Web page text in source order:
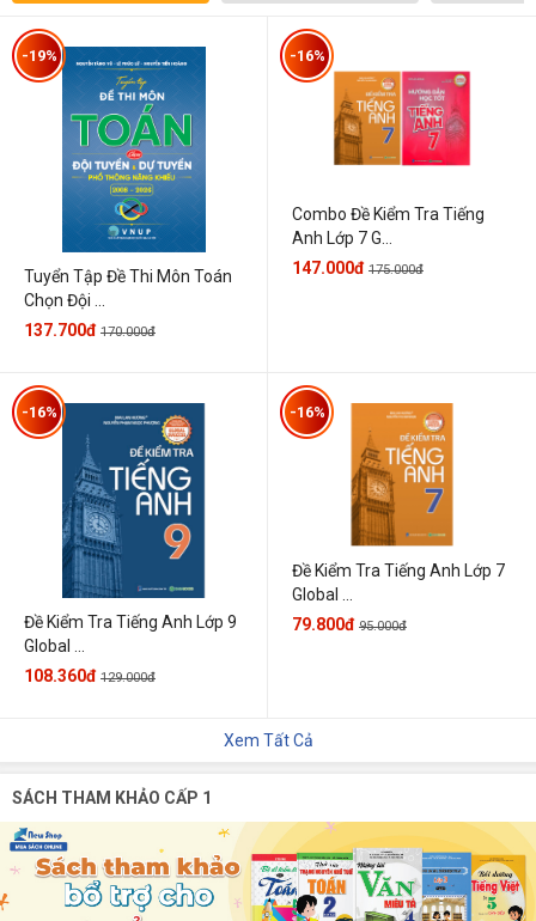
Tuyển Tập Đề Thi Môn Toán
Chọn Đội ...
-19%
137.700đ 170.000đ
Combo Đề Kiểm Tra Tiếng
Anh Lớp 7 G...
-16%
147.000đ 175.000đ
Đề Kiểm Tra Tiếng Anh Lớp 9
Global ...
-16%
108.360đ 129.000đ
Đề Kiểm Tra Tiếng Anh Lớp 7
Global ...
-16%
79.800đ 95.000đ
Xem Tất Cả
SÁCH THAM KHẢO CẤP 1